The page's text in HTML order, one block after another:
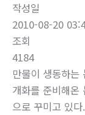
작성일
2010-08-20
조회
4184
만물이 생동하는
개화를 준비해온
으로 꾸미고 있다.